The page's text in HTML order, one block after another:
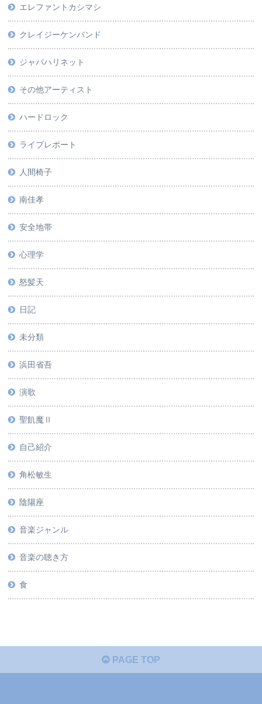
エレファントカシマシ
クレイジーケンバンド
ジャパハリネット
その他アーティスト
ハードロック
ライブレポート
人間椅子
南佳孝
安全地帯
心理学
怒髪天
日記
未分類
浜田省吾
演歌
聖飢魔Ⅱ
自己紹介
角松敏生
陰陽座
音楽ジャンル
音楽の聴き方
食
PAGE TOP